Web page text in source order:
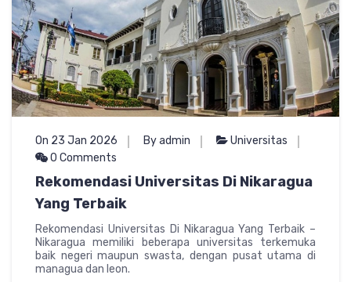
On 23 Jan 2026 By admin
Universitas
0 Comments
Rekomendasi Universitas Di Nikaragua
Yang Terbaik
Rekomendasi Universitas Di Nikaragua Yang Terbaik –
Nikaragua memiliki beberapa universitas terkemuka
baik negeri maupun swasta, dengan pusat utama di
managua dan leon.